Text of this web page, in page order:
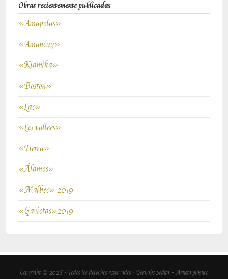
Obras recientemente publicadas
«Amapolas»
«Amancay»
«Kiamika»
«Boston»
«Lac»
«Les vallees»
«Tierra»
«Álamos»
«Malbec» 2019
«Gaviotas»2019
Copyright © 2026 · Todos los derechos reservados · Bernabe Sedita – Artista plástico